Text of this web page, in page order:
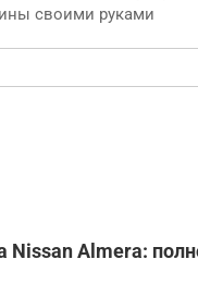
своими руками
Nissan Almera: